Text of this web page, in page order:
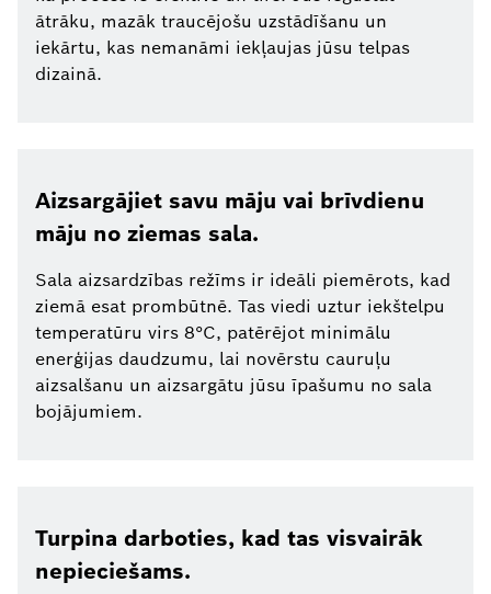
ātrāku, mazāk traucējošu uzstādīšanu un
iekārtu, kas nemanāmi iekļaujas jūsu telpas
dizainā.
Aizsargājiet savu māju vai brīvdienu
māju no ziemas sala.
Sala aizsardzības režīms ir ideāli piemērots, kad
ziemā esat prombūtnē. Tas viedi uztur iekštelpu
temperatūru virs 8°C, patērējot minimālu
enerģijas daudzumu, lai novērstu cauruļu
aizsalšanu un aizsargātu jūsu īpašumu no sala
bojājumiem.
Turpina darboties, kad tas visvairāk
nepieciešams.